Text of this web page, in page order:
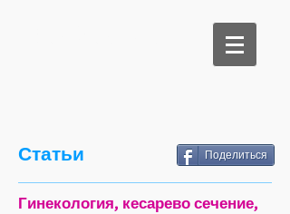
Статьи
Гинекология, кесарево сечение,
Поделиться